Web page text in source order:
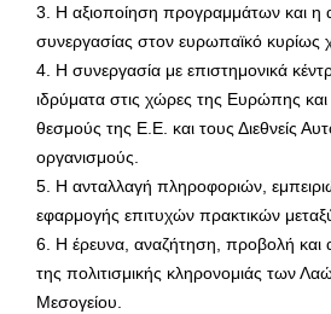
3. Η αξιοποίηση προγραμμάτων και η
συνεργασίας στον ευρωπαϊκό κυρίως
4. Η συνεργασία με επιστημονικά
ιδρύματα στις χώρες της Ευρώπης
θεσμούς της Ε.Ε. και τους Διεθνείς
οργανισμούς.
5. Η ανταλλαγή πληροφοριών,
εφαρμογής επιτυχών πρακτικών
6. Η έρευνα, αναζήτηση, προβολή και
της πολιτισμικής κληρονομιάς των
Μεσογείου.